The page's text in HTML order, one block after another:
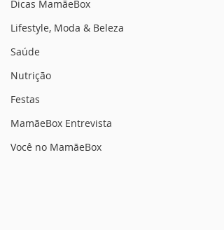
Dicas MamãeBox
Lifestyle, Moda & Beleza
Saúde
Nutrição
Festas
MamãeBox Entrevista
Você no MamãeBox